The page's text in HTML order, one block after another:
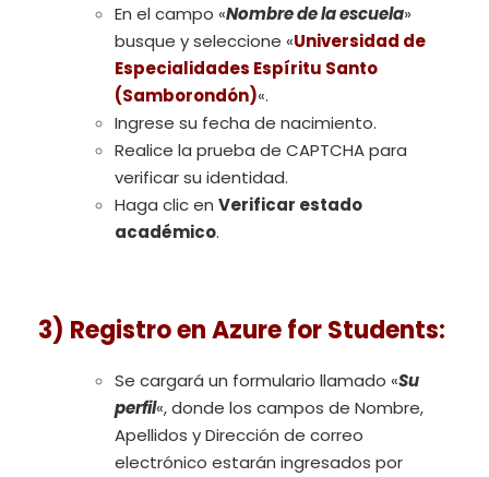
En el campo «Nombre de la escuela»
busque y seleccione «Universidad de
Especialidades Espíritu Santo
(Samborondón)«.
Ingrese su fecha de nacimiento.
Realice la prueba de CAPTCHA para
verificar su identidad.
Haga clic en Verificar estado
académico.
3) Registro en Azure for Students:
Se cargará un formulario llamado «Su
perfil«, donde los campos de Nombre,
Apellidos y Dirección de correo
electrónico estarán ingresados por